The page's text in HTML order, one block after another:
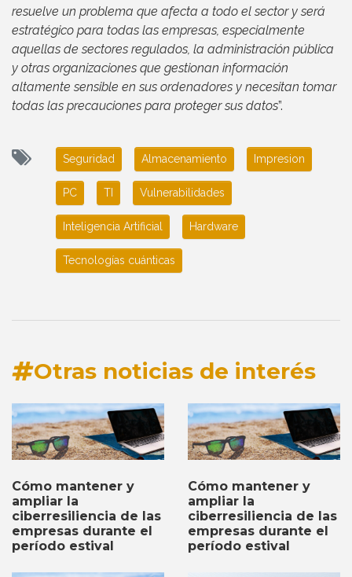
resuelve un problema que afecta a todo el sector y será
estratégico para todas las empresas, especialmente
aquellas de sectores regulados, la administración pública
y otras organizaciones que gestionan información
altamente sensible en sus ordenadores y necesitan tomar
todas las precauciones para proteger sus datos”.
Seguridad Almacenamiento Impresion
PC TI Vulnerabilidades
Inteligencia Artificial Hardware
Tecnologías cuánticas
Otras noticias de interés
Cómo mantener y
ampliar la
ciberresiliencia de las
empresas durante el
período estival
Cómo mantener y
ampliar la
ciberresiliencia de las
empresas durante el
período estival